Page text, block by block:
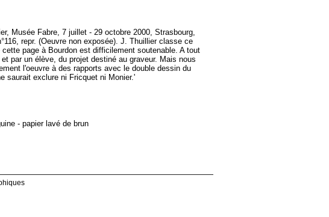
Musée Fabre, 7 juillet - 29 octobre 2000, Strasbourg,
repr. (Oeuvre non exposée). J. Thuillier classe ce
page à Bourdon est difficilement soutenable. A tout
par un élève, du projet destiné au graveur. Mais nous
l'oeuvre à des rapports avec le double dessin du
saurait exclure ni Fricquet ni Monier.'
- papier lavé de brun